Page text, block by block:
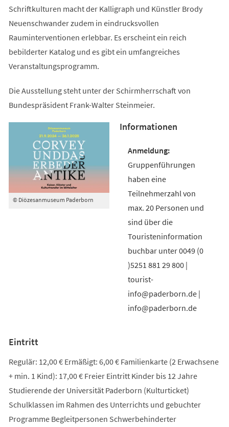
Schriftkulturen macht der Kalligraph und Künstler Brody
Neuenschwander zudem in eindrucksvollen
Rauminterventionen erlebbar. Es erscheint ein reich
bebilderter Katalog und es gibt ein umfangreiches
Veranstaltungsprogramm.
Die Ausstellung steht unter der Schirmherrschaft von
Bundespräsident Frank-Walter Steinmeier.
© Diözesanmuseum Paderborn
Informationen
Gruppenführungen
haben eine
Teilnehmerzahl von
max. 20 Personen und
sind über die
Touristeninformation
buchbar unter 0049 (0
)5251 881 29 800 |
tourist-
info@paderborn.de |
info@paderborn.de
Eintritt
Regulär: 12,00 € Ermäßigt: 6,00 € Familienkarte (2 Erwachsene
+ min. 1 Kind): 17,00 € Freier Eintritt Kinder bis 12 Jahre
Studierende der Universität Paderborn (Kulturticket)
Schulklassen im Rahmen des Unterrichts und gebuchter
Programme Begleitpersonen Schwerbehinderter